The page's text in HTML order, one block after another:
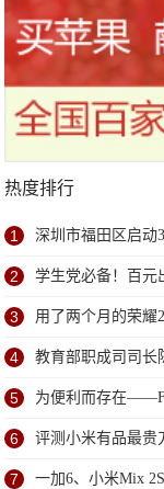
热度排行
1 深圳市福田区启动
2 学生党必备！百元
3 用了两个月的荣耀
4 教育部职成司司长
研
5 为便利而存在
6 评测小米有品最贵
7 一加6、小米Mix